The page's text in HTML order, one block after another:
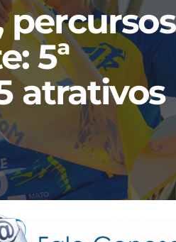
percursos
5ª
atrativos